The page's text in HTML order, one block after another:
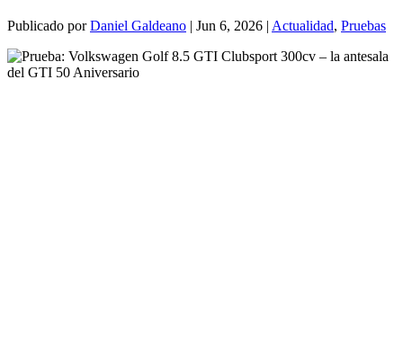
Publicado porDaniel Galdeano | Jun 6, 2026 | Actualidad, Pruebas